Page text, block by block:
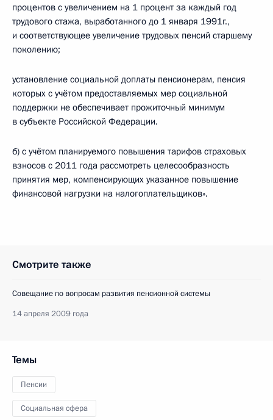
процентов с увеличением на 1 процент за каждый год
трудового стажа, выработанного до 1 января 1991г.,
и соответствующее увеличение трудовых пенсий старшему
поколению;
установление социальной доплаты пенсионерам, пенсия
которых с учётом предоставляемых мер социальной
поддержки не обеспечивает прожиточный минимум
в субъекте Российской Федерации.
б) с учётом планируемого повышения тарифов страховых
взносов с 2011 года рассмотреть целесообразность
принятия мер, компенсирующих указанное повышение
финансовой нагрузки на налогоплательщиков».
Смотрите также
Совещание по вопросам развития пенсионной системы
14 апреля 2009 года
Темы
Пенсии
Социальная сфера